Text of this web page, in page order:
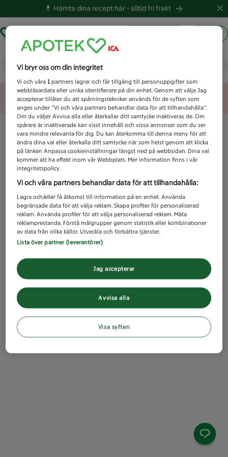
💊 Hämta dina recept här -alltid fri frakt
Vad letar du efter idag?
Unknown error
Vi bryr oss om din integritet
Vi och våra1 partners lagrar och får tillgång till personuppgifter som
webbläsardata eller unika identifierare på din enhet. Genom att välja Jag
accepterar tillåter du att spårningstekniker används för de syften som
anges under ”Vi och våra partners behandlar data för att tillhandahålla”.
Om du väljer Avvisa alla eller återkallar ditt samtycke inaktiveras de. Om
spårare är inaktiverade kan visst innehåll och vissa annonser som du ser
vara mindre relevanta för dig. Du kan återkomma till denna meny för att
ändra dina val eller återkalla ditt samtycke när som helst genom att klicka
på länken Anpassa cookieinställningar längst ned på webbsidan. Dina val
kommer att ha effekt inom vår Webbplats. Mer information finns i vår
integritetspolicy.
Vi och våra partners behandlar data för att tillhandahålla:
Lagra och/eller få åtkomst till information på en enhet. Använda
begränsade data för att välja reklam. Skapa profiler för personaliserad
reklam. Använda profiler för att välja personaliserad reklam. Mäta
reklamprestanda. Förstå målgrupper genom statistik eller kombinationer
av data från olika källor. Utveckla och förbättra tjänster.
Lista över partner (leverantörer)
Avvisa alla
Jag accepterar
Visa syften